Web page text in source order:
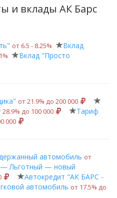
и вклады АК Барс
от 6.5 ‑ 8.25%
Вклад
Вклад "Просто
от 21.9% до 200 000
28.9% до 100 000
Тариф
000
автомобиль от
Льготный — новый
Автокредит "АК БАРС -
автомобиль от 17.5% до